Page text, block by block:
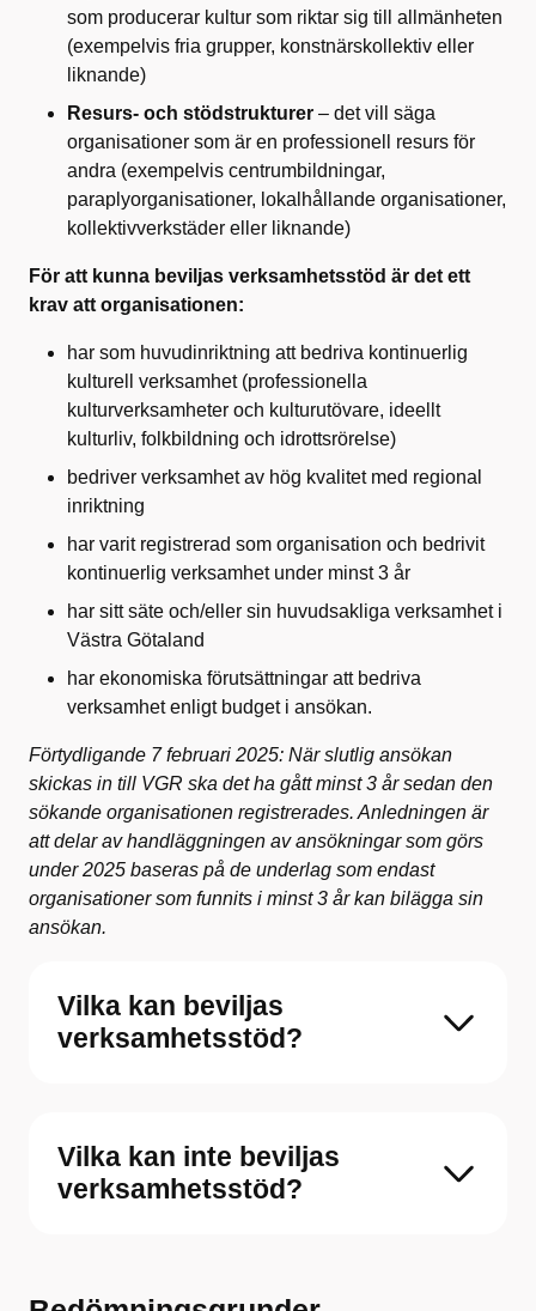
som producerar kultur som riktar sig till allmänheten
(exempelvis fria grupper, konstnärskollektiv eller
liknande)
Resurs- och stödstrukturer – det vill säga
organisationer som är en professionell resurs för
andra (exempelvis centrumbildningar,
paraplyorganisationer, lokalhållande organisationer,
kollektivverkstäder eller liknande)
För att kunna beviljas verksamhetsstöd är det ett
krav att organisationen:
har som huvudinriktning att bedriva kontinuerlig
kulturell verksamhet (professionella
kulturverksamheter och kulturutövare, ideellt
kulturliv, folkbildning och idrottsrörelse)
bedriver verksamhet av hög kvalitet med regional
inriktning
har varit registrerad som organisation och bedrivit
kontinuerlig verksamhet under minst 3 år
har sitt säte och/eller sin huvudsakliga verksamhet i
Västra Götaland
har ekonomiska förutsättningar att bedriva
verksamhet enligt budget i ansökan.
Förtydligande 7 februari 2025: När slutlig ansökan
skickas in till VGR ska det ha gått minst 3 år sedan den
sökande organisationen registrerades. Anledningen är
att delar av handläggningen av ansökningar som görs
under 2025 baseras på de underlag som endast
organisationer som funnits i minst 3 år kan bilägga sin
ansökan.
Vilka kan beviljas
verksamhetsstöd?
Vilka kan inte beviljas
verksamhetsstöd?